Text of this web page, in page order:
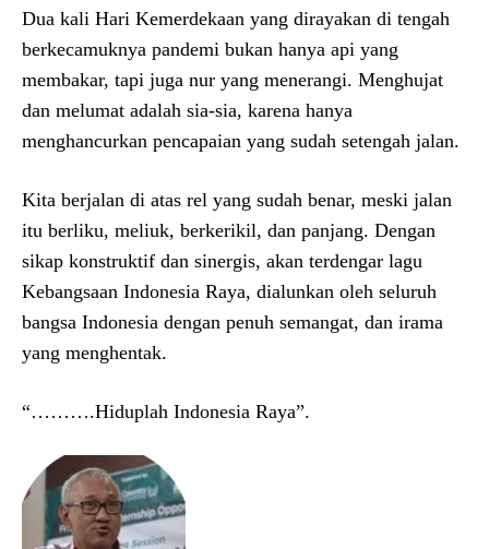
Dua kali Hari Kemerdekaan yang dirayakan di tengah
berkecamuknya pandemi bukan hanya api yang
membakar, tapi juga nur yang menerangi. Menghujat
dan melumat adalah sia-sia, karena hanya
menghancurkan pencapaian yang sudah setengah jalan.
Kita berjalan di atas rel yang sudah benar, meski jalan
itu berliku, meliuk, berkerikil, dan panjang. Dengan
sikap konstruktif dan sinergis, akan terdengar lagu
Kebangsaan Indonesia Raya, dialunkan oleh seluruh
bangsa Indonesia dengan penuh semangat, dan irama
yang menghentak.
“……….Hiduplah Indonesia Raya”.